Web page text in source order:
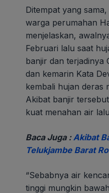
Ditempat yang
warga perumahan
menjelaskan,
Februari lalu saat
banjir dan terjadinya
dan kemarin Kata
kembali hujan deras
Akibat banjir
kuat menahan air
Baca Juga :Akibat
Telukjambe Barat
“Sebabnya air
tinggi mungkin